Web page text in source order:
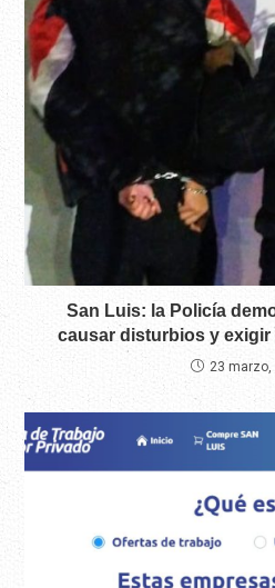
San Luis: la Policía
causar disturbios y
23 marzo,